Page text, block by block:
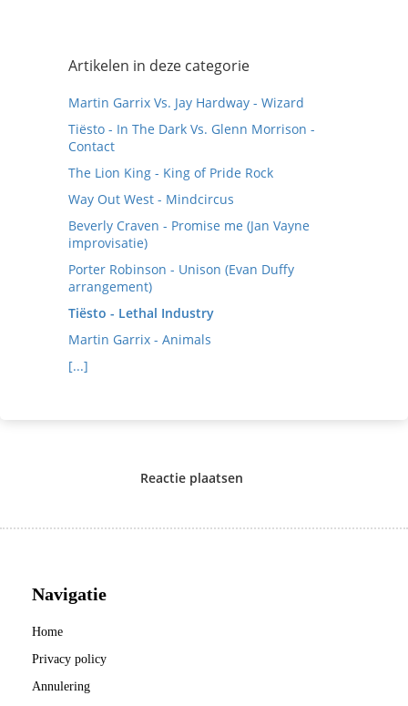
Artikelen in deze categorie
Martin Garrix Vs. Jay Hardway - Wizard
Tiësto - In The Dark Vs. Glenn Morrison -
Contact
The Lion King - King of Pride Rock
Way Out West - Mindcircus
Beverly Craven - Promise me (Jan Vayne
improvisatie)
Porter Robinson - Unison (Evan Duffy
arrangement)
Tiësto - Lethal Industry
Martin Garrix - Animals
[...]
Reactie plaatsen
Navigatie
Home
Privacy policy
Annulering